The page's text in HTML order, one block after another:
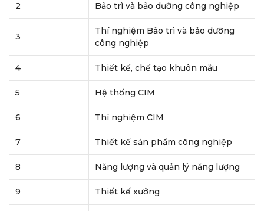
2 Bảo trì và bảo dưỡng công nghiệp
3
Thí nghiệm Bảo trì và bảo dưỡng
công nghiệp
4 Thiết kế, chế tạo khuôn mẫu
5 Hệ thống CIM
6 Thí nghiệm CIM
7 Thiết kế sản phẩm công nghiệp
8 Năng lượng và quản lý năng lượng
9 Thiết kế xưởng